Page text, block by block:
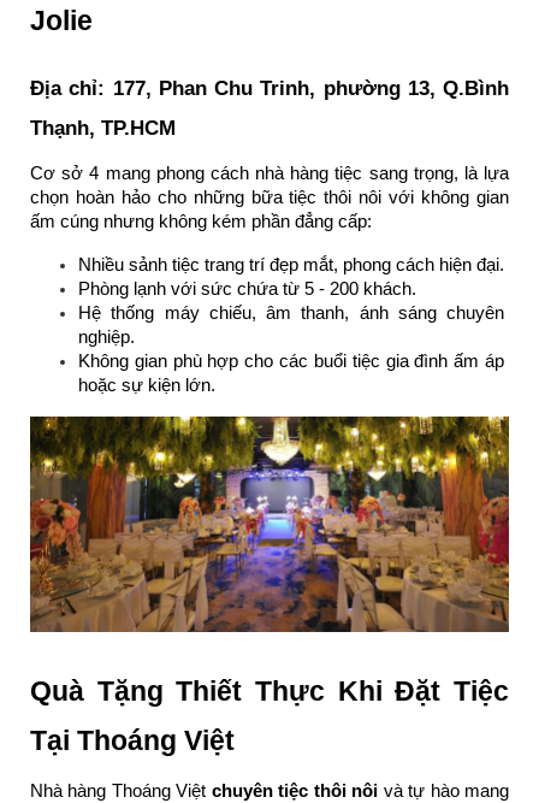
Jolie
Địa chỉ: 177, Phan Chu Trinh, phường 13, Q.Bình
Thạnh, TP.HCM
Cơ sở 4 mang phong cách nhà hàng tiệc sang trọng, là lựa
chọn hoàn hảo cho những bữa tiệc thôi nôi với không gian
ấm cúng nhưng không kém phần đẳng cấp:
Nhiều sảnh tiệc trang trí đẹp mắt, phong cách hiện đại.
Phòng lạnh với sức chứa từ 5 - 200 khách.
Hệ thống máy chiếu, âm thanh, ánh sáng chuyên
nghiệp.
Không gian phù hợp cho các buổi tiệc gia đình ấm áp
hoặc sự kiện lớn.
Quà Tặng Thiết Thực Khi Đặt Tiệc
Tại Thoáng Việt
Nhà hàng Thoáng Việt chuyên tiệc thôi nôi và tự hào mang